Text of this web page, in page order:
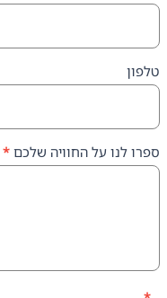
החוויה שלכם*